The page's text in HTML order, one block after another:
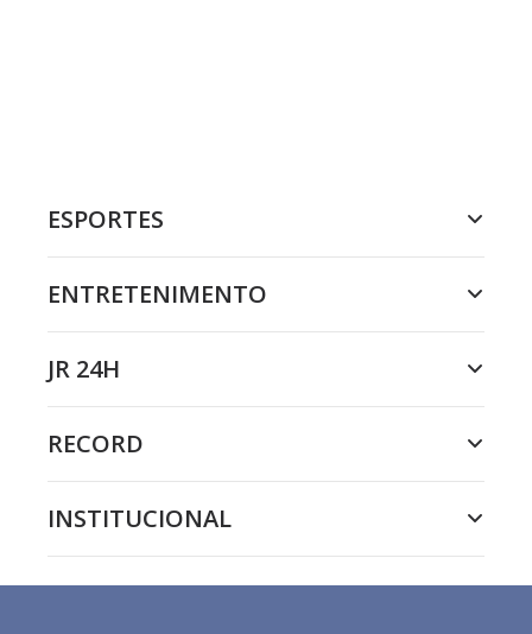
ESPORTES
ENTRETENIMENTO
JR 24H
RECORD
INSTITUCIONAL